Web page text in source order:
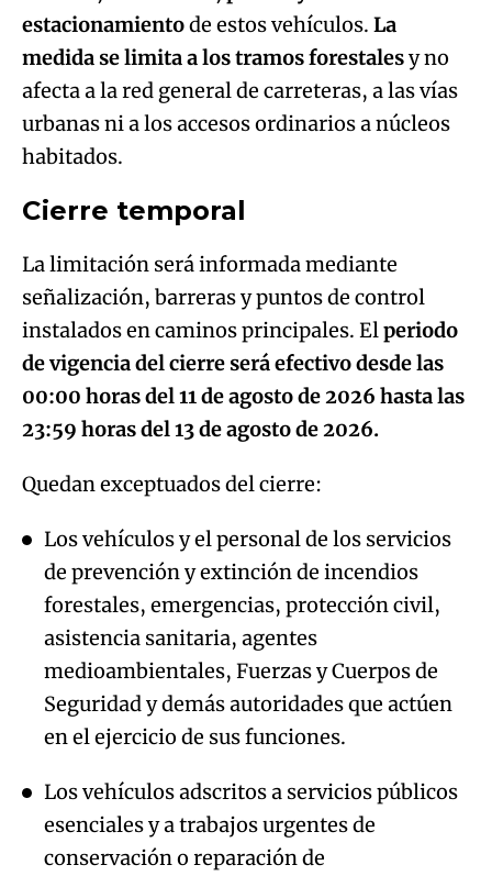
estacionamientode estos vehículos. La
medida se limita a los tramos forestalesy no
afecta a la red general de carreteras, a las vías
urbanas ni a los accesos ordinarios a núcleos
habitados.
Cierre temporal
La limitación será informada mediante
señalización, barreras y puntos de control
instalados en caminos principales. Elperiodo
de vigencia del cierre será efectivo desde las
00:00 horas del 11 de agosto de 2026 hasta las
23:59 horas del 13 de agosto de 2026.
Quedan exceptuados del cierre:
Los vehículos y el personal de los servicios
de prevención y extinción de incendios
forestales, emergencias, protección civil,
asistencia sanitaria, agentes
medioambientales, Fuerzas y Cuerpos de
Seguridad y demás autoridades que actúen
en el ejercicio de sus funciones.
Los vehículos adscritos a servicios públicos
esenciales y a trabajos urgentes de
conservación o reparación de